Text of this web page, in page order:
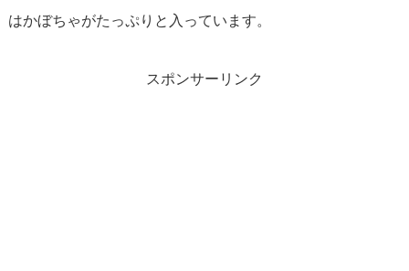
はかぼちゃがたっぷりと入っています。
スポンサーリンク